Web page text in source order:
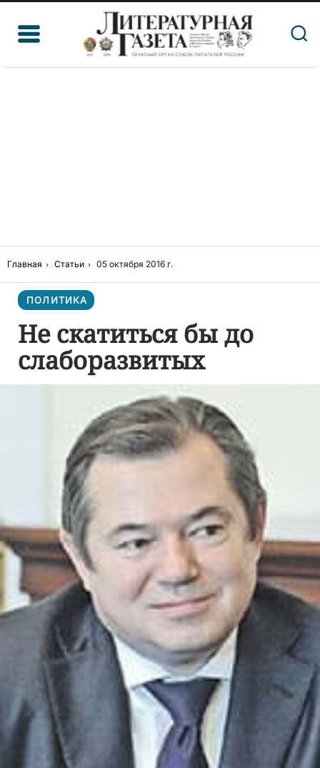
Главная Статьи 05 октября 2016 г.
ПОЛИТИКА
Не скатиться бы до
слаборазвитых